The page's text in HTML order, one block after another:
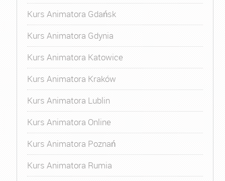
Kurs Animatora Gdańsk
Kurs Animatora Gdynia
Kurs Animatora Katowice
Kurs Animatora Kraków
Kurs Animatora Lublin
Kurs Animatora Online
Kurs Animatora Poznań
Kurs Animatora Rumia